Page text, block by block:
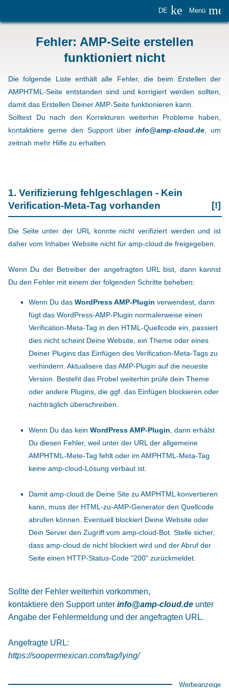
DE Menü
Fehler: AMP-Seite erstellen
funktioniert nicht
Die folgende Liste enthält alle Fehler, die beim Erstellen der
AMPHTML-Seite entstanden sind und korrigiert werden sollten,
damit das Erstellen Deiner AMP-Seite funktionieren kann.
Solltest Du nach den Korrekturen weiterhin Probleme haben,
kontaktiere gerne den Support überinfo@amp-cloud.de, um
zeitnah mehr Hilfe zu erhalten.
1. Verifizierung fehlgeschlagen - Kein
Verification-Meta-Tag vorhanden
[!]
Die Seite unter der URL konnte nicht verifiziert werden und ist
daher vom Inhaber Website nicht für amp-cloud.de freigegeben.
Wenn Du der Betreiber der angefragten URL bist, dann kannst
Du den Fehler mit einem der folgenden Schritte beheben:
Wenn Du das WordPress AMP-Plugin verwendest, dann
fügt das WordPress-AMP-Plugin normalerweise einen
Verification-Meta-Tag in den HTML-Quellcode ein, passiert
dies nicht scheint Deine Website, ein Theme oder eines
Deiner Plugins das Einfügen des Verification-Meta-Tags zu
verhindern. Aktualisere das AMP-Plugin auf die neueste
Version. Besteht das Probel weiterhin prüfe dein Theme
oder andere Plugins, die ggf. das Einfügen blockieren oder
nachträglich überschreiben.
Wenn Du das kein WordPress AMP-Plugin , dann erhälst
Du diesen Fehler, weil unter der URL der allgemeine
AMPHTML-Mete-Tag fehlt oder im AMPHTML-Meta-Tag
keine amp-cloud-Lösung verbaut ist.
Damit amp-cloud.de Deine Site zu AMPHTML konvertieren
kann, muss der HTML-zu-AMP-Generator den Quellcode
abrufen können. Eventuell blockiert Deine Website oder
Dein Server den Zugriff vom amp-cloud-Bot. Stelle sicher,
dass amp-cloud.de nicht blockiert wird und der Abruf der
Seite einen HTTP-Status-Code "200" zurückmeldet.
Sollte der Fehler weiterhin vorkommen,
kontaktiere den Support unter info@amp-cloud.de unter
Angabe der Fehlermeldung und der angefragten URL.
Angefragte URL:
https://soopermexican.com/tag/lying/
Werbeanzeige